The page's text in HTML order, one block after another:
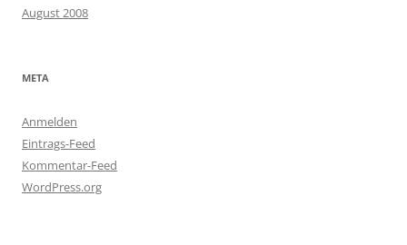
August 2008
META
Anmelden
Eintrags-Feed
Kommentar-Feed
WordPress.org